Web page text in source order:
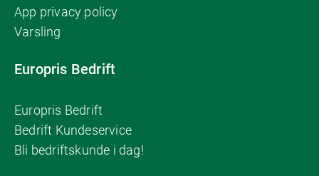
App privacy policy
Varsling
Europris Bedrift
Europris Bedrift
Bedrift Kundeservice
Bli bedriftskunde i dag!